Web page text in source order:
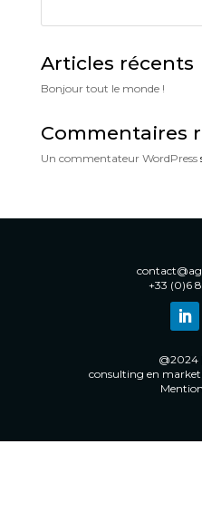
Articles récents
Bonjour tout le monde !
Commentaires
Un commentateur WordPress
+33 (0)6
@2024
consulting en